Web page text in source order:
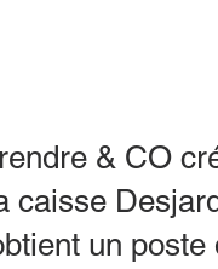
& CO
caisse
un poste